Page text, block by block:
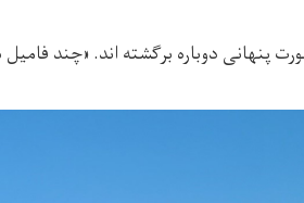
پنهانی دوباره برگشته‌ اند. «چند فامیل